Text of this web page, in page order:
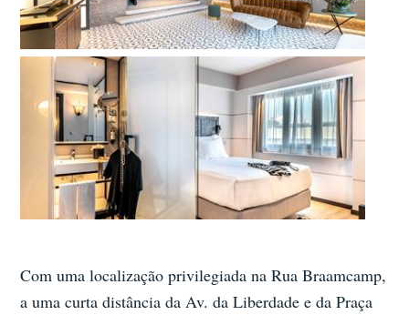
Com uma localização privilegiada na Rua Braamcamp,
a uma curta distância da Av. da Liberdade e da Praça